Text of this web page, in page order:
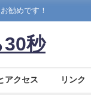
勧めです！
30秒
アクセス リンク